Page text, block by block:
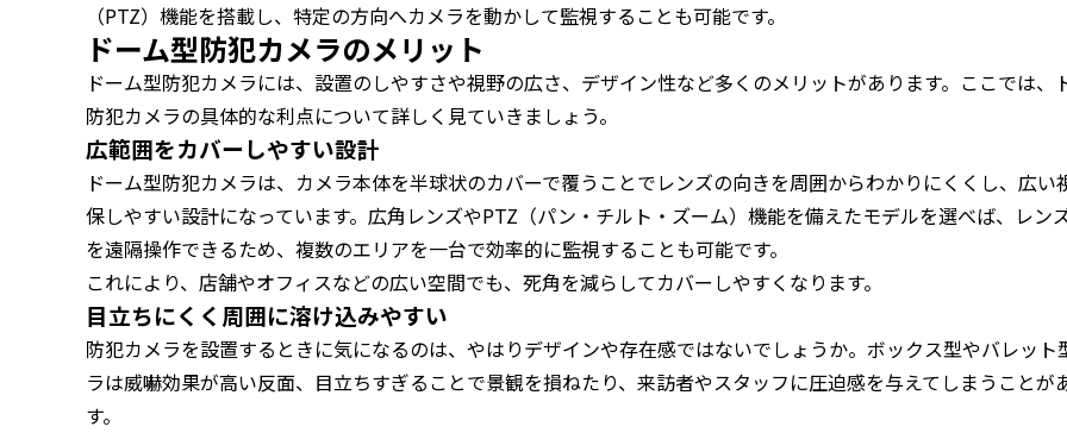
（PTZ）機能を搭載し、特定の方向へカメラを動かして監視することも可能です。
ドーム型防犯カメラのメリット
ドーム型防犯カメラには、設置のしやすさや視野の広さ、デザイン性など多くのメリットがあります。ここでは、
防犯カメラの具体的な利点について詳しく見ていきましょう。
広範囲をカバーしやすい設計
ドーム型防犯カメラは、カメラ本体を半球状のカバーで覆うことでレンズの向きを周囲からわかりにくくし、広い
保しやすい設計になっています。広角レンズやPTZ（パン・チルト・ズーム）機能を備えたモデルを選べば、レン
を遠隔操作できるため、複数のエリアを一台で効率的に監視することも可能です。
これにより、店舗やオフィスなどの広い空間でも、死角を減らしてカバーしやすくなります。
目立ちにくく周囲に溶け込みやすい
防犯カメラを設置するときに気になるのは、やはりデザインや存在感ではないでしょうか。ボックス型やバレット
ラは威嚇効果が高い反面、目立ちすぎることで景観を損ねたり、来訪者やスタッフに圧迫感を与えてしまうことが
す。